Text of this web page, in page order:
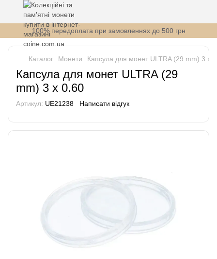
100% передоплата при замовленнях до 500 грн
Каталог Монети Капсула для монет ULTRA (29 mm) 3 x
Капсула для монет ULTRA (29
mm) 3 x 0.60
Артикул: UE21238 Написати відгук